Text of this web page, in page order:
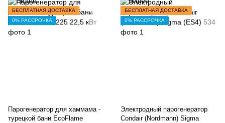
БЕСПЛАТНАЯ ДОСТАВКА
0% РАССРОЧКА
Парогенератор для хаммама -
турецкой бани EcoFlame
БЕСПЛАТНАЯ ДОСТАВКА
0% РАССРОЧКА
Электродный парогенератор
Condair (Nordmann) Sigma